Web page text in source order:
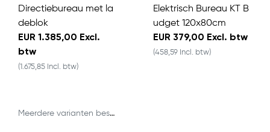
Directiebureau met la
deblok
EUR 1.385,00 Excl.
btw
(1.675,85 Incl. btw)
Meerdere varianten beschikbaar
Elektrisch Bureau KT B
udget 120x80cm
EUR 379,00 Excl. btw
(458,59 Incl. btw)